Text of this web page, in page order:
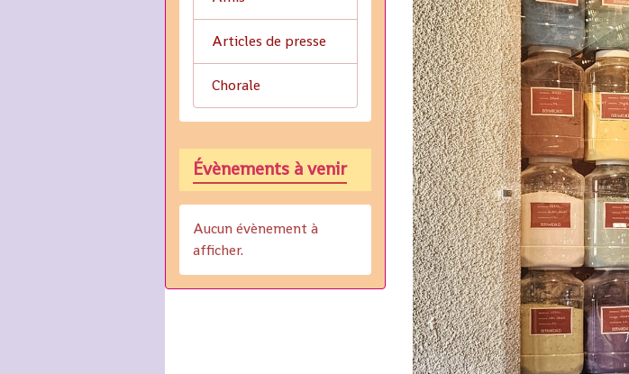
Articles de presse
Chorale
Évènements à venir
Aucun évènement à
afficher.